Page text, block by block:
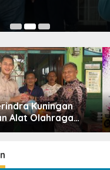
Kuningan
Alat Olahraga
Generasi Muda